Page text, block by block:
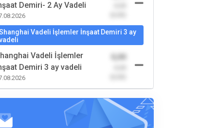
Demiri- 2 Ay Vadeli
Vadeli İşlemler İnşaat Demiri 3 ay
Vadeli İşlemler
Demiri 3 ay vadeli
0,00